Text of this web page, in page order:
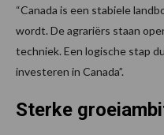
“Canada is een stabiele
wordt. De agrariërs staan
techniek. Een logische stap
investeren in Canada”.
Sterke